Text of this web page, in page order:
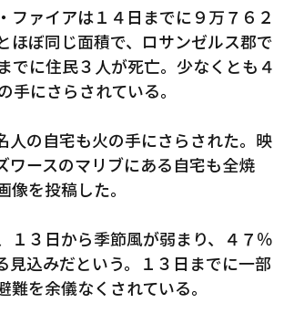
ァイアは１４日までに９万７６２
ほぼ同じ面積で、ロサンゼルス郡で
でに住民３人が死亡。少なくとも４
にさらされている。
の自宅も火の手にさらされた。映
ワースのマリブにある自宅も全焼
を投稿した。
３日から季節風が弱まり、４７％
込みだという。１３日までに一部
を余儀なくされている。